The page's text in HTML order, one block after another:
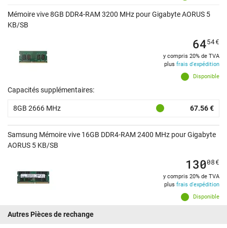
Mémoire vive 8GB DDR4-RAM 3200 MHz pour Gigabyte AORUS 5
KB/SB
Disponible
6454€
y compris 20% de TVA
plus frais d'expédition
Capacités supplémentaires:
8GB 2666 MHz 67.56 €
Samsung Mémoire vive 16GB DDR4-RAM 2400 MHz pour Gigabyte
AORUS 5 KB/SB
Disponible
13008€
y compris 20% de TVA
plus frais d'expédition
Autres Pièces de rechange